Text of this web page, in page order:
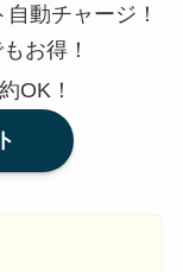
動チャージ！
お得！
OK！